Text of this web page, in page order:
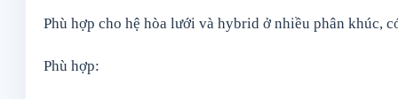
Phù hợp cho hệ hòa lưới và hybrid ở nhiều phân khúc,
Phù hợp: